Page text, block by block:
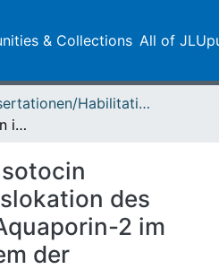
& Collections All of
Dissertationen/Habilitationen
Durch [Arg8]Vasotocin induzierte Translokation des Wasserkanals Aquaporin-2 im tubulären System der Hühnerniere
des
2 im
der